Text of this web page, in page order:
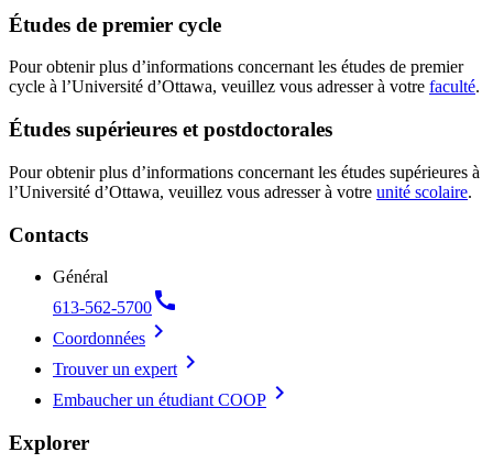
Études de premier cycle
Pour obtenir plus d’informations concernant les études de premier
cycle à l’Université d’Ottawa, veuillez vous adresser à votre faculté.
Études supérieures et postdoctorales
Pour obtenir plus d’informations concernant les études supérieures à
l’Université d’Ottawa, veuillez vous adresser à votre unité scolaire.
Contacts
Général
613-562-5700call
Coordonnées chevron_right
Trouver un expert chevron_right
Embaucher un étudiant COOP chevron_right
Explorer